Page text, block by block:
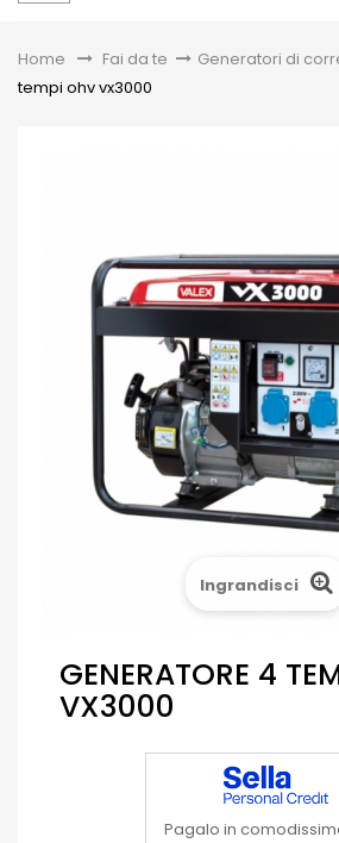
Home &gt;Fai da te > Generatori di
tempi ohv vx3000
Ingrandisci
GENERATORE 4
VX3000
Pagalo in